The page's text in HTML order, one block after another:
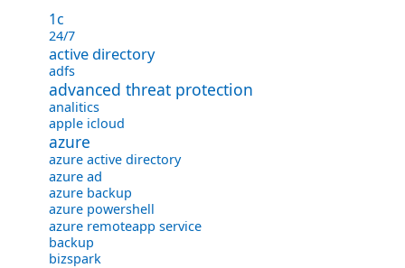
1с
24/7
active directory
adfs
advanced threat protection
analitics
apple icloud
azure
azure active directory
azure ad
azure backup
azure powershell
azure remoteapp service
backup
bizspark